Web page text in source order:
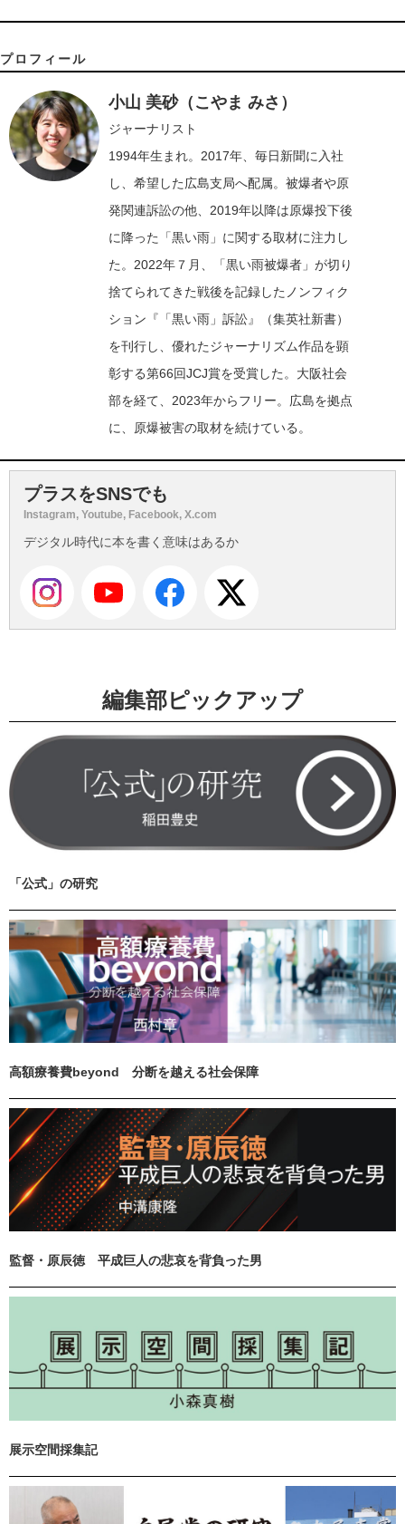
プロフィール
小山 美砂（こやま みさ）
ジャーナリスト
1994年生まれ。2017年、毎日新聞に入社
し、希望した広島支局へ配属。被爆者や原
発関連訴訟の他、2019年以降は原爆投下後
に降った「黒い雨」に関する取材に注力し
た。2022年７月、「黒い雨被爆者」が切り
捨てられてきた戦後を記録したノンフィク
ション『「黒い雨」訴訟』（集英社新書）
を刊行し、優れたジャーナリズム作品を顕
彰する第66回JCJ賞を受賞した。大阪社会
部を経て、2023年からフリー。広島を拠点
に、原爆被害の取材を続けている。
プラスをSNSでも
Instagram, Youtube, Facebook, X.com
デジタル時代に本を書く意味はあるか
編集部ピックアップ
「公式」の研究
高額療養費beyond 分断を越える社会保障
監督・原辰徳 平成巨人の悲哀を背負った男
展示空間採集記